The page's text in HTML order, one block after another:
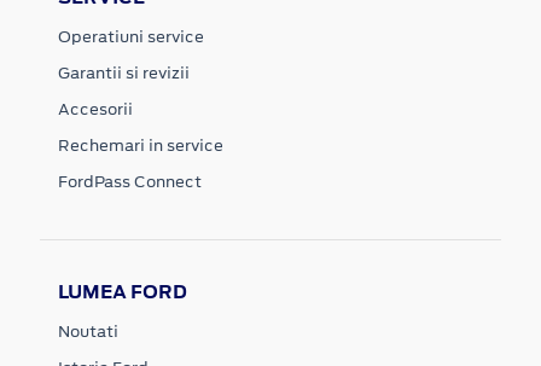
Operatiuni service
Garantii si revizii
Accesorii
Rechemari in service
FordPass Connect
LUMEA FORD
Noutati